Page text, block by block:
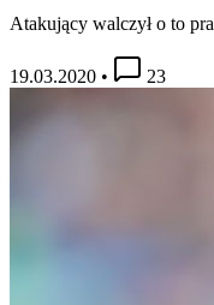
Atakujący walczył o to
19.03.2020 • 23